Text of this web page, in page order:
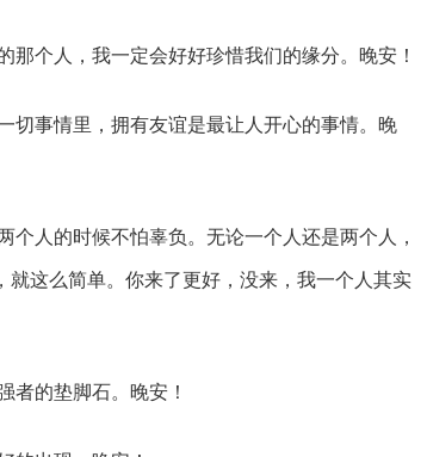
那个人，我一定会好好珍惜我们的缘分。晚安！
切事情里，拥有友谊是最让人开心的事情。晚
个人的时候不怕辜负。无论一个人还是两个人，
就这么简单。你来了更好，没来，我一个人其实
者的垫脚石。晚安！